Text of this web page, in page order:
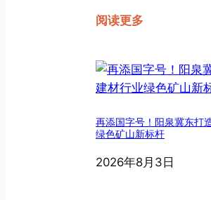
阅读更多
再添国字号！阳泉冀东打
绿色矿山新标杆
2026年8月3日